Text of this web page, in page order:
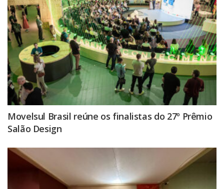
Movelsul Brasil reúne os finalistas do 27º Prêmio
Salão Design